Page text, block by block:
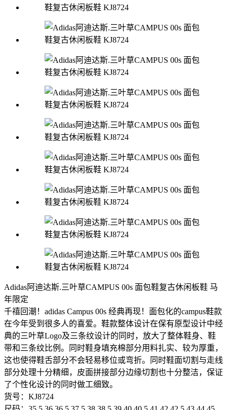
Adidas阿迪达斯.三叶草CAMPUS 00s 面包鞋复古休闲板鞋 马
年限定
千禧回潮！adidas Campus 00s 经典再现！面包化的campus鞋款
在今年受到很多人的喜爱。鞋款整体设计在保有原型设计中经
典的三叶草Logo及三条纹设计的同时，放大了整体鞋身、鞋
带和三条纹比例。同时鞋身填充棉部分用料扎实、较为厚重，
这也使得鞋舌部分不会轻易移位或弯折。同时鞋面切割与走线
部分处理十分精细，皮面拼接部分边缘切割也十分整洁，保证
了个性化设计的同时做工细致。
货号：KJ8724